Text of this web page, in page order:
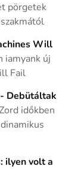
pörgetek
Will
iamyank új
Fail
Debütáltak
időkben
ilyen volt a